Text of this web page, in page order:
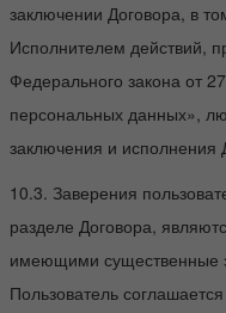
заключении Договора, в
Исполнителем действий,
Федерального закона от
персональных данных»,
заключения и исполнения
10.3. Заверения
разделе Договора,
имеющими
Пользователь